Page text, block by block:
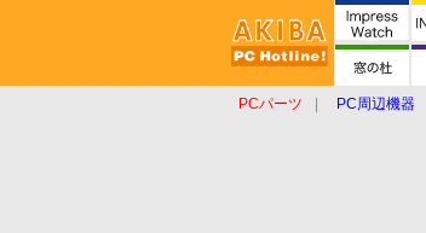
PCパーツ PC周辺機器